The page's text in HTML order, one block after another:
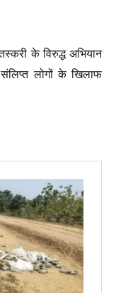
के विरुद्ध अभियान
संलिप्त लोगों के खिलाफ